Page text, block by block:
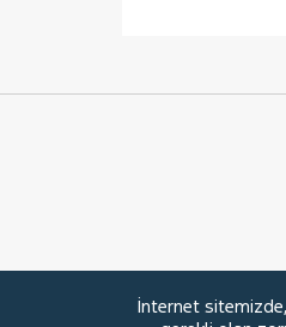
İnternet